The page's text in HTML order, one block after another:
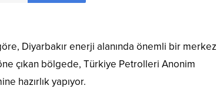
Diyarbakır enerji alanında önemli bir merkez
çıkan bölgede, Türkiye Petrolleri Anonim
hazırlık yapıyor.